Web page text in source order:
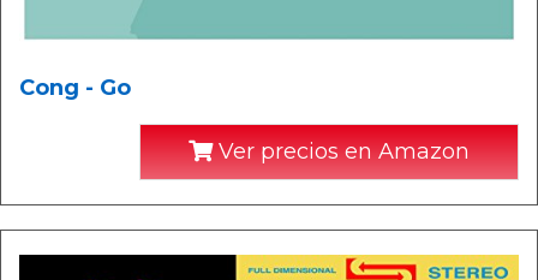
Cong - Go
Ver precios en Amazon